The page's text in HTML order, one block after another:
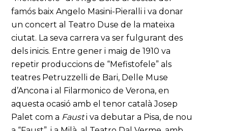
famós baix Angelo Masini-Pieralli i va donar
un concert al Teatro Duse de la mateixa
ciutat. La seva carrera va ser fulgurant des
dels inicis. Entre gener i maig de 1910 va
repetir produccions de “Mefistofele” als
teatres Petruzzelli de Bari, Delle Muse
d’Ancona i al Filarmonico de Verona, en
aquesta ocasió amb el tenor català Josep
Palet com a Fausti va debutar a Pisa, de nou